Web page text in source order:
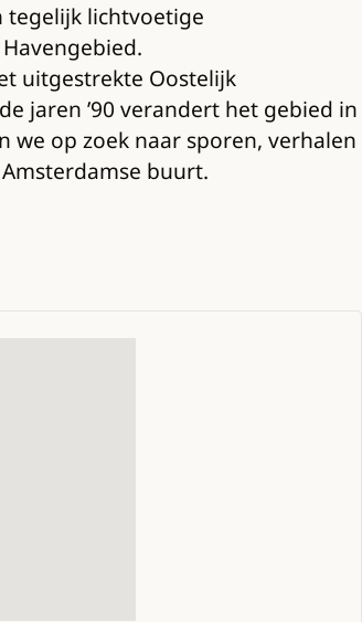
tegelijk lichtvoetige
uitgestrekte Oostelijk
jaren ’90 verandert het gebied in
op zoek naar sporen, verhalen
buurt.